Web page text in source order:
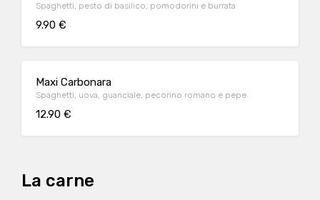
Spaghetti, pesto di basilico, pomodorini e burrata
9.90 €
Maxi Carbonara
Spaghetti, uova, guanciale, pecorino romano e pepe
12.90 €
La carne